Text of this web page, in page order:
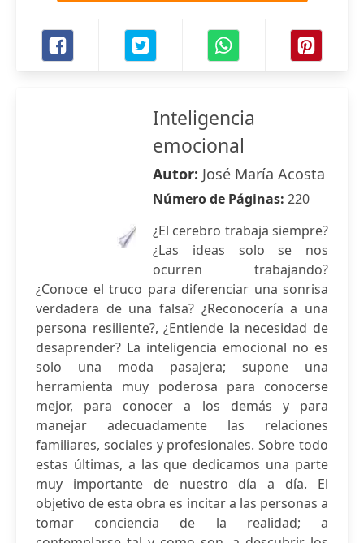
Inteligencia
emocional
Autor: José María Acosta
Número de Páginas: 220
¿El cerebro trabaja siempre?
¿Las ideas solo se nos
ocurren trabajando?
¿Conoce el truco para diferenciar una sonrisa
verdadera de una falsa? ¿Reconocería a una
persona resiliente?, ¿Entiende la necesidad de
desaprender? La inteligencia emocional no es
solo una moda pasajera; supone una
herramienta muy poderosa para conocerse
mejor, para conocer a los demás y para
manejar adecuadamente las relaciones
familiares, sociales y profesionales. Sobre todo
estas últimas, a las que dedicamos una parte
muy importante de nuestro día a día. El
objetivo de esta obra es incitar a las personas a
tomar conciencia de la realidad; a